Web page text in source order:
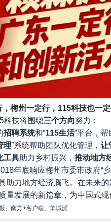
，梅州一定行，115科技也一
科技将围绕三个方向努力：
招聘系统和“115生活”平台，
理”系统帮助团队优化管理， 让
工具助力乡村振兴， 推动地方
年底响应梅州市委市政府“
助力地方经济腾飞。在未来
量发展的新篇章，为中国式现
、南方+客户端、羊城派